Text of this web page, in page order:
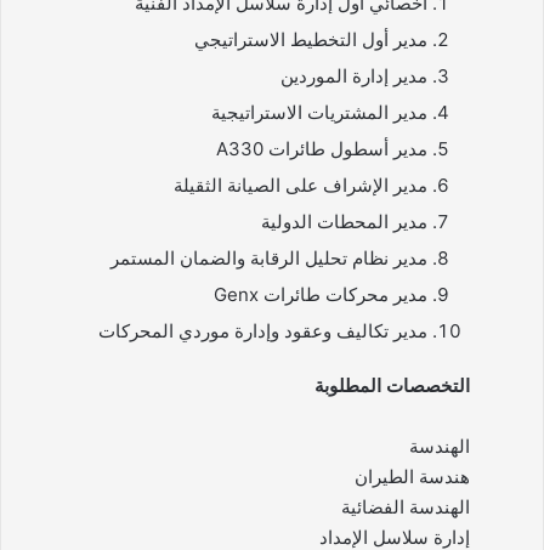
مدير أول التخطيط الاستراتيجي
مدير إدارة الموردين
مدير المشتريات الاستراتيجية
مدير أسطول طائرات A330
مدير الإشراف على الصيانة الثقيلة
مدير المحطات الدولية
مدير نظام تحليل الرقابة والضمان المستمر
مدير محركات طائرات Genx
مدير تكاليف وعقود وإدارة موردي المحركات
التخصصات المطلوبة
الهندسة
هندسة الطيران
الهندسة الفضائية
إدارة سلاسل الإمداد